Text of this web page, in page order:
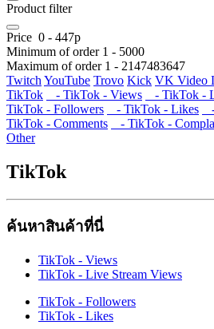
Product filter
Price 0 - 447р
Minimum of order 1 - 5000
Maximum of order 1 - 2147483647
Twitch YouTube Trovo Kick VK Video
TikTok
- TikTok - Views - TikTok -
TikTok - Followers
- TikTok - Likes
TikTok - Comments
- TikTok -
Other
TikTok
ค้นหาสินค้าที่นี่
TikTok - Views
TikTok - Live Stream Views
TikTok - Followers
TikTok - Likes